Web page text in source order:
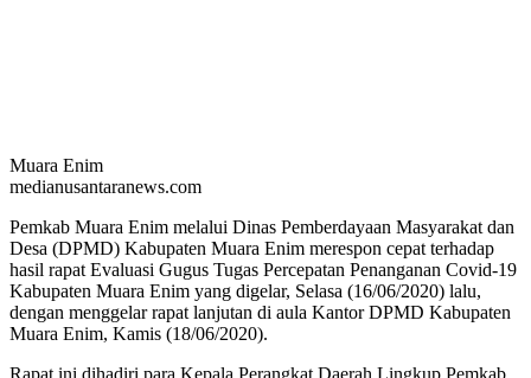
Muara Enim
medianusantaranews.com
Pemkab Muara Enim melalui Dinas Pemberdayaan Masyarakat dan
Desa (DPMD) Kabupaten Muara Enim merespon cepat terhadap
hasil rapat Evaluasi Gugus Tugas Percepatan Penanganan Covid-19
Kabupaten Muara Enim yang digelar, Selasa (16/06/2020) lalu,
dengan menggelar rapat lanjutan di aula Kantor DPMD Kabupaten
Muara Enim, Kamis (18/06/2020).
Rapat ini dihadiri para Kepala Perangkat Daerah Lingkup Pemkab